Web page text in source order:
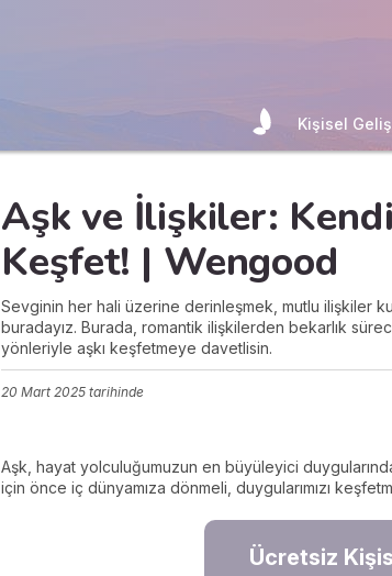
Kişisel
Aşk ve İlişkiler:
Keşfet! | Wengood
Sevginin her hali üzerine derinleşmek, mutlu ilişkiler
buradayız. Burada, romantik ilişkilerden bekarlık
yönleriyle aşkı keşfetmeye davetlisin.
20 Mart 2025 tarihinde
Aşk, hayat yolculuğumuzun en büyüleyici
için önce iç dünyamıza dönmeli, duygularımızı
Ücretsiz